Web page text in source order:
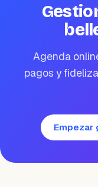
Agenda
pagos y
Empezar